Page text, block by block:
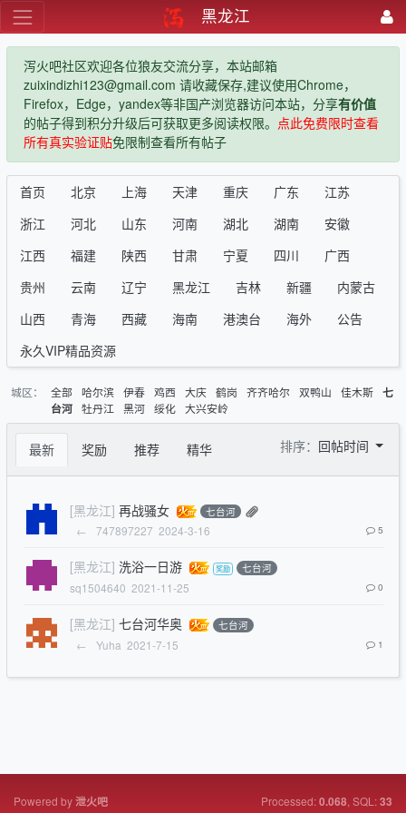
黑龙江
泻火吧社区欢迎各位狼友交流分享，本站邮箱
zuixindizhi123@gmail.com 请收藏保存,建议使用Chrome，
Firefox，Edge，yandex等非国产浏览器访问本站，分享有价值
的帖子得到积分升级后可获取更多阅读权限。 点此免费限时查看
所有真实验证贴免限制查看所有帖子
首页 北京 上海 天津 重庆 广东
江苏
浙江
河北 山东 河南 湖北 湖南
安徽
江西
福建 陕西 甘肃 宁夏 四川
广西
贵州
云南 辽宁 黑龙江 吉林 新疆
内蒙古
山西
青海 西藏 海南 港澳台 海外
公告
永久VIP精品资源
城区： 全部 哈尔滨 伊春 鸡西 大庆 鹤岗 齐齐哈尔 双鸭山 佳木斯 七
台河 牡丹江 黑河 绥化 大兴安岭
最新 奖励 推荐 精华 排序： 回帖时间
[黑龙江] 再战骚女 七台河
← 747897227 2024-3-16 5
[黑龙江] 洗浴一日游 七台河
sq1504640 2021-11-25 0
[黑龙江] 七台河华奥 七台河
← Yuha 2021-7-15 1
Powered by泄火吧 Processed:0.068, SQL:33